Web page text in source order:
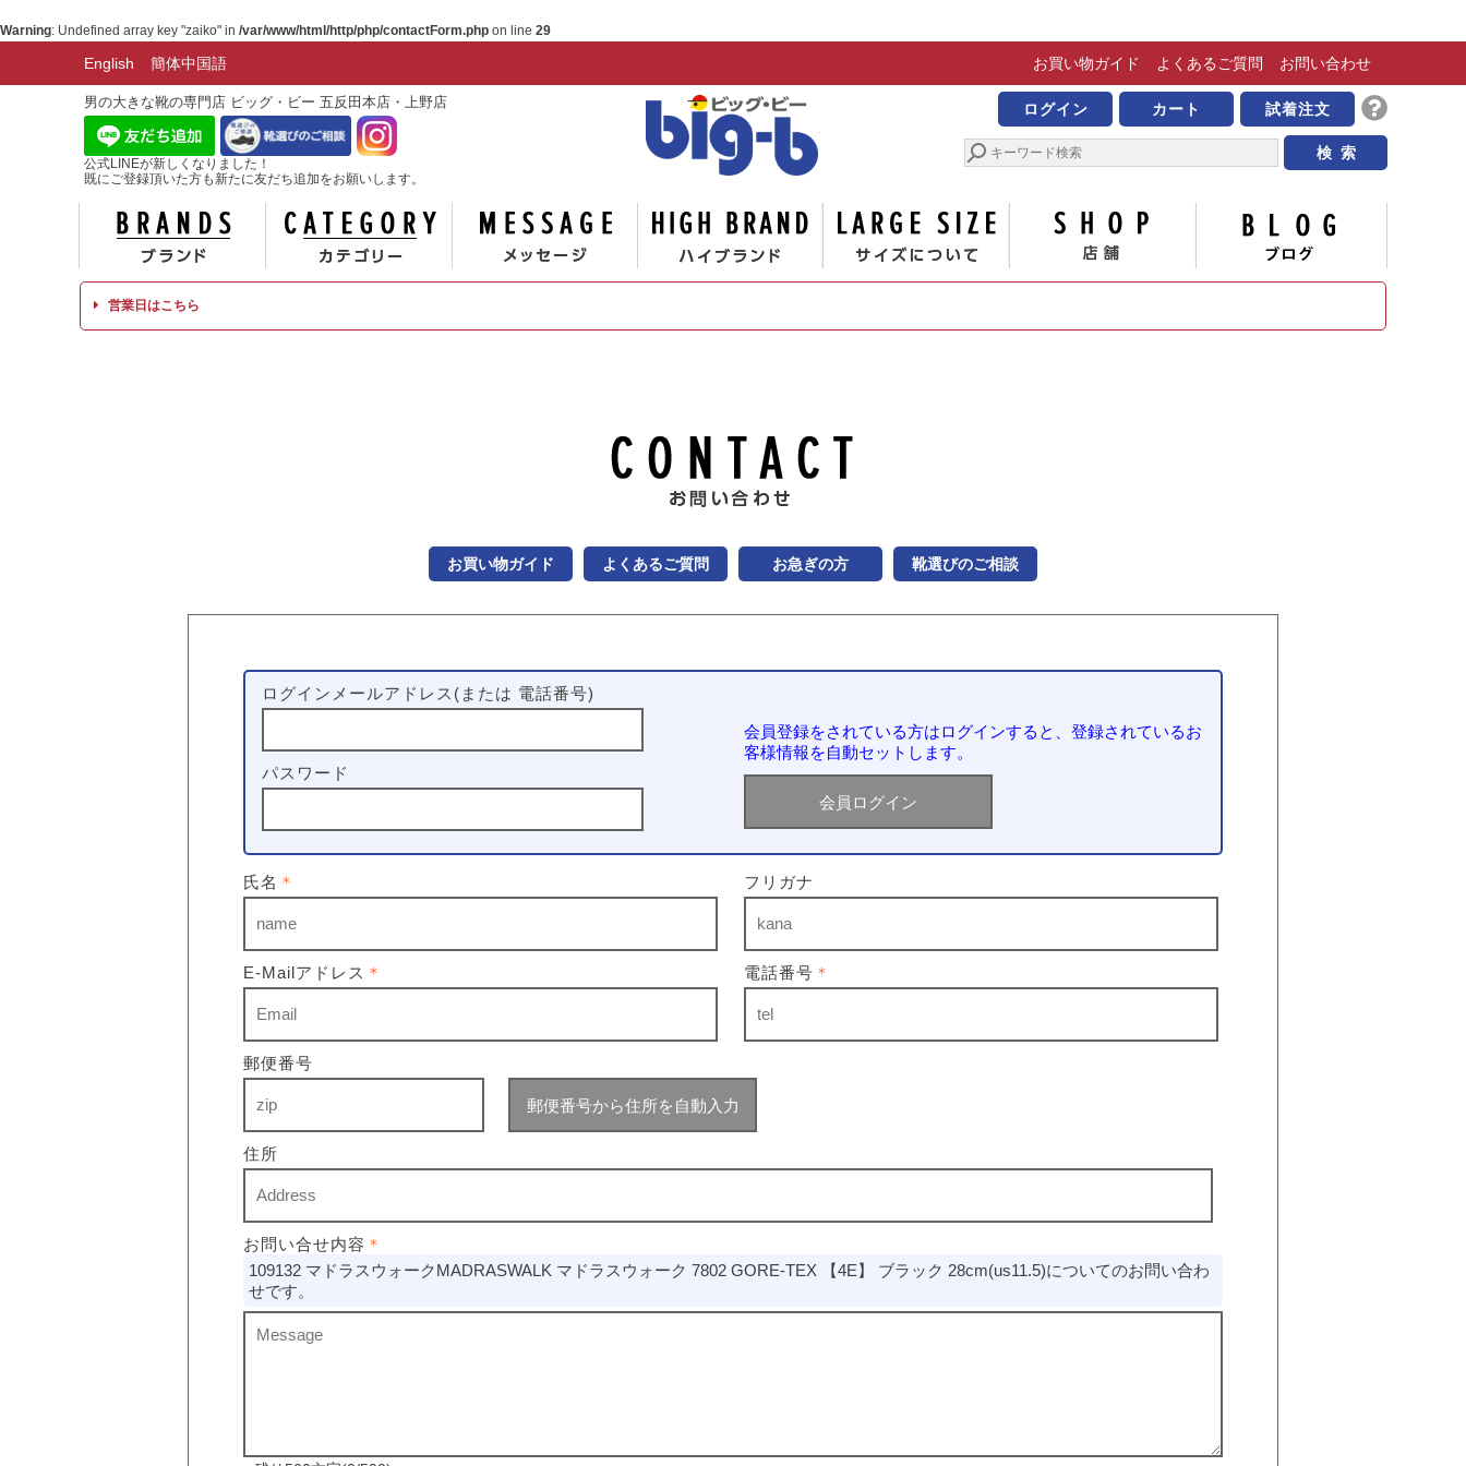
Warning: Undefined array key "zaiko" in /var/www/html/http/php/contactForm.php on line 29
English 簡体中国語 お買い物ガイド よくある ご質問 お問い合わせ
男の大きな靴の専門店 ビッグ・ビー 五反田本店・上野店
公式LINEが新しくなりました！
既にご登録頂いた方も新たに友だち追加をお願いします。
男の大きな靴の専門店 ビッグ
ログイン カート 試着注文
ブランド カテゴリー メッセージ ハイブランド サイズについて
営業日はこちら
お買い物ガイド よくあるご質問 お急ぎの方 靴選びのご相談
ログインメールアドレス(または 電話番号)
会員登録をされている方はログインすると、登録されているお
客様情報を自動セットします。
パスワード
氏名 ＊ フリガナ
E-Mailアドレス ＊ 電話番号 ＊
郵便番号
郵便番号から住所を自動入力
住所
お問い合せ内容 ＊
109132 マドラスウォークMADRASWALK マドラスウォーク 7802 GORE-TEX 【4E】 ブラック 28cm(us11.5)についてのお問い合わ
せです。